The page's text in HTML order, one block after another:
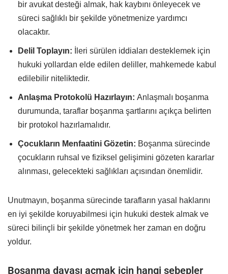
bir avukat desteği almak, hak kaybını önleyecek ve
süreci sağlıklı bir şekilde yönetmenize yardımcı
olacaktır.
Delil Toplayın: İleri sürülen iddiaları desteklemek için
hukuki yollardan elde edilen deliller, mahkemede kabul
edilebilir niteliktedir.
Anlaşma Protokolü Hazırlayın: Anlaşmalı boşanma
durumunda, taraflar boşanma şartlarını açıkça belirten
bir protokol hazırlamalıdır.
Çocukların Menfaatini Gözetin: Boşanma sürecinde
çocukların ruhsal ve fiziksel gelişimini gözeten kararlar
alınması, gelecekteki sağlıkları açısından önemlidir.
Unutmayın, boşanma sürecinde tarafların yasal haklarını
en iyi şekilde koruyabilmesi için hukuki destek almak ve
süreci bilinçli bir şekilde yönetmek her zaman en doğru
yoldur.
Boşanma davası açmak için hangi sebepler